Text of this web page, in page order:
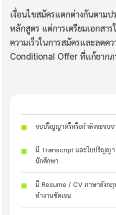
เงื่อนไขสมัครแตกต่างกันตาม
หลักสูตร แต่การเตรียมเอกสา
ความเร็วในการสมัครและลดคว
Conditional Offer ที่แก้ยากภ
จบปริญญาตรีหรือกำลังจะจบจ
มี Transcript และใบปริญญา
นักศึกษา
มี Resume / CV ภาษาอังกฤ
ทำงานชัดเจน